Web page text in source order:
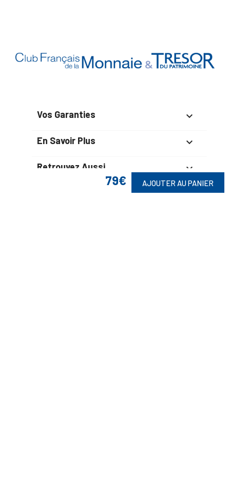
79€ AJOUTER AU PANIER
Vos Garanties 
En Savoir Plus 
Retrouvez Aussi 